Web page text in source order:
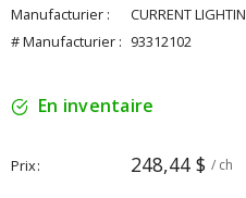
Manufacturier :
CURRENT
# Manufacturier : 93312102
En inventaire
Prix 248,44 $ / ch